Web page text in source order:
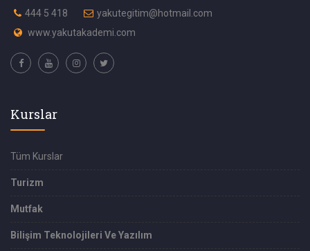
444 5 418
yakutegitim@hotmail.com
www.yakutakademi.com
Kurslar
Tüm Kurslar
Turizm
Mutfak
Bilişim Teknolojileri Ve Yazılım